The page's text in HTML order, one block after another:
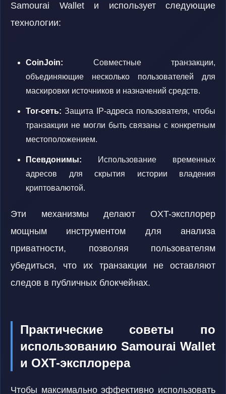
Samourai Wallet и использует следующие
технологии:
CoinJoin: Совместные транзакции,
объединяющие несколько пользователей для
маскировки источников и назначений средств.
Tor-сеть: Защита IP-адреса пользователя, чтобы
транзакции не могли быть связаны с конкретным
местоположением.
Псевдонимы: Использование временных
адресов для скрытия истории владения
криптовалютой.
Эти механизмы делают OXT-эксплорер
мощным инструментом для анализа
приватности, позволяя пользователям
убедиться, что их транзакции не оставляют
следов в публичных блокчейнах.
Практические советы по
использованию Samourai Wallet
и OXT-эксплорера
Чтобы максимально эффективно использовать